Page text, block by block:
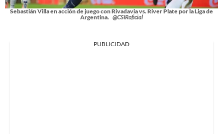
Sebastián Villa en acción de juego con Rivadavia vs. River Plate por la Liga de
Argentina. @CSIRoficial
PUBLICIDAD